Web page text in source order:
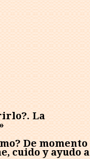
La
De momento
cuido y ayudo a